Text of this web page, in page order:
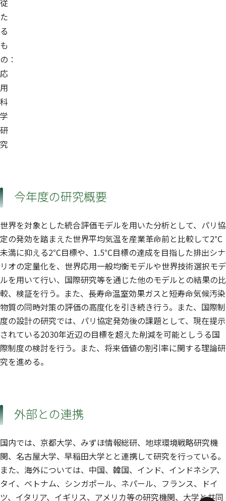
た
る
も
の：
応
用
科
学
研
究
今年度の研究概要
世界を対象とした統合評価モデルを用いた分析として、パリ協
定の発効を踏まえた世界平均気温を産業革命前と比較して2℃
未満に抑える2℃目標や、1.5℃目標の達成を目指した排出シナ
リオの定量化を、世界応用一般均衡モデルや世界技術選択モデ
ルを用いて行い、国際研究等を通じた他のモデルとの結果の比
較、検証を行う。また、長寿命温室効果ガスと短寿命気候汚染
物質の同時対策の評価の高度化を引き続き行う。また、国際制
度の設計の研究では、パリ協定発効後の課題として、現在提示
されている2030年近辺の目標を超えた削減を可能としうる国
際制度の検討を行う。また、将来価値の割引率に関する理論研
究を進める。
外部との連携
国内では、京都大学、みずほ情報総研、地球環境戦略研究機
関、名古屋大学、早稲田大学とと連携して研究を行っている。
また、海外については、中国、韓国、インド、インドネシア、
タイ、ベトナム、シンガポール、ネパール、フランス、ドイ
ツ、イタリア、イギリス、アメリカ等の研究機関、大学と共同